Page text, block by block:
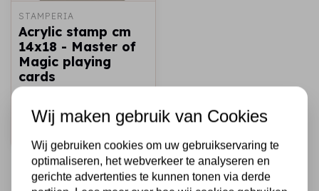
STAMPERIA
Acrylic stamp cm
14x18 - Master of
Magic playing
cards
Wij maken gebruik van Cookies
Wij gebruiken cookies om uw gebruikservaring te
optimaliseren, het webverkeer te analyseren en
gerichte advertenties te kunnen tonen via derde